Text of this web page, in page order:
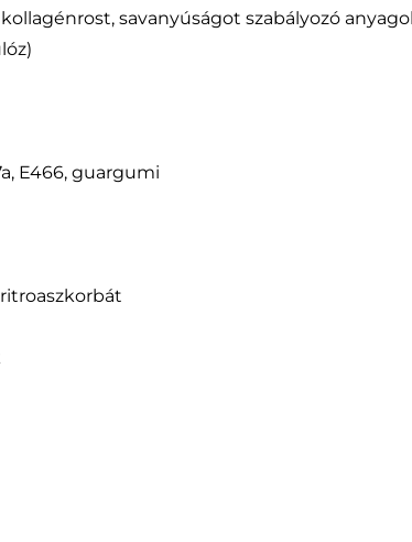
savanyúságot szabályozó
E466, guargumi